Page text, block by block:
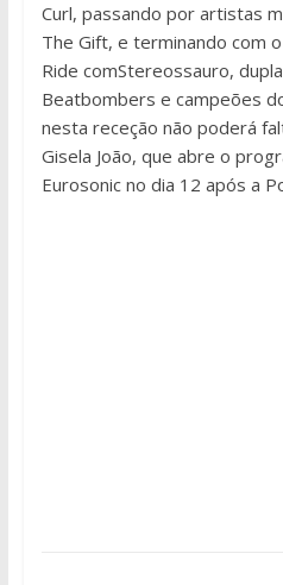
Curl, passando por artistas
The Gift, e terminando com
Ride comStereossauro,
Beatbombers e campeões
nesta receção não poderá
Gisela João, que abre o
Eurosonic no dia 12 após a